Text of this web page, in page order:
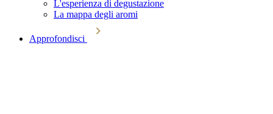
L'esperienza di degustazione
La mappa degli aromi
Approfondisci